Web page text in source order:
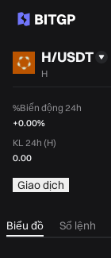
H/USDT
H
%Biến động 24h
+0.00%
KL 24h (H)
0.00
Giao dịch
Biểu đồ Sổ lệnh